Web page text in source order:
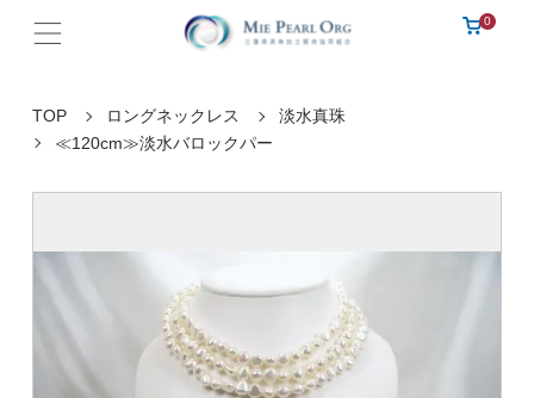
0
TOP ロングネックレス
淡水真珠
≪120cm≫淡水バロックパー